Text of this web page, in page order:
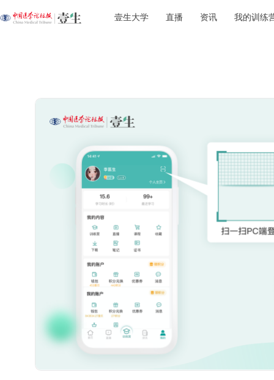
壹生大学 直播 资讯 我的训练